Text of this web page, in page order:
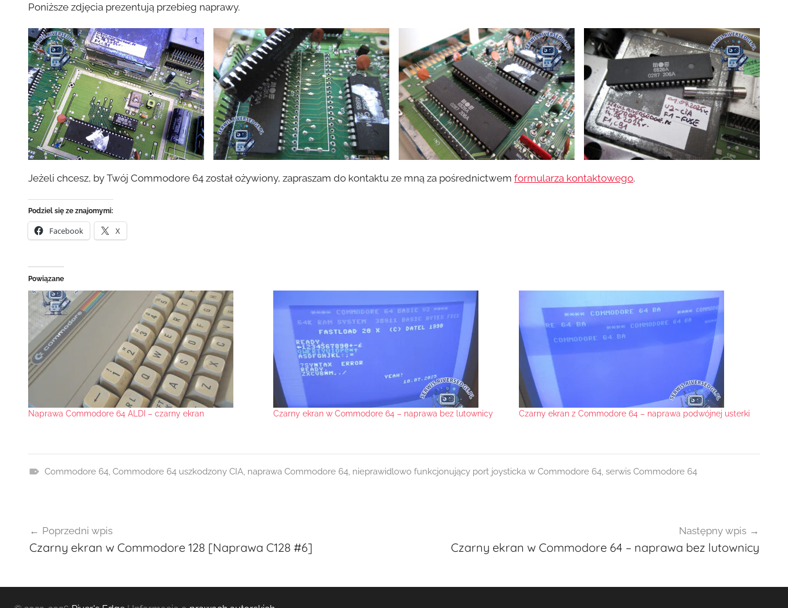
Poniższe zdjęcia prezentują przebieg naprawy.
Jeżeli chcesz, by Twój Commodore 64 został ożywiony, zapraszam do kontaktu ze mną za pośrednictwem formularza kontaktowego.
Podziel się ze znajomymi:
Facebook X
Powiązane
Naprawa Commodore 64 ALDI – czarny ekran Czarny ekran w Commodore 64 – naprawa bez lutownicy Czarny ekran z Commodore 64 – naprawa podwójnej usterki
Commodore 64, Commodore 64 uszkodzony CIA, naprawa Commodore 64, nieprawidlowo funkcjonujący port joysticka w Commodore 64, serwis Commodore 64
wpisuPoprzedni wpis
Czarny ekran w Commodore 128 [Naprawa C128 #6]
Następny wpis
Czarny ekran w Commodore 64 – naprawa bez lutownicy